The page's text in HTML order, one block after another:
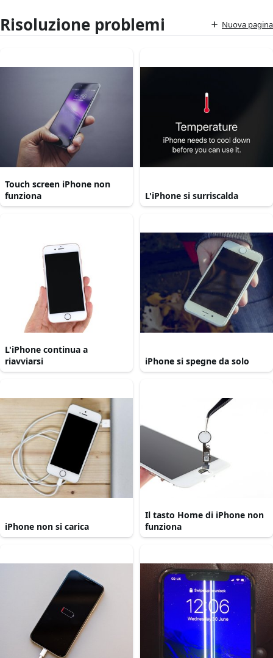
Risoluzione problemi Nuova pagina
Touch screen iPhone non
funziona
L'iPhone si surriscalda
L'iPhone continua a
riavviarsi
iPhone si spegne da solo
iPhone non si carica
Il tasto Home di iPhone non
funziona